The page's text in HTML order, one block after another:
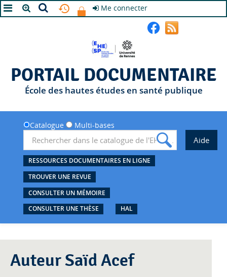
Me connecter
PORTAIL DOCUMENTAIRE
École des hautes études en santé publique
Catalogue Multi-bases
RESSOURCES DOCUMENTAIRES EN LIGNE
TROUVER UNE REVUE
CONSULTER UN MÉMOIRE
CONSULTER UNE THÈSE
HAL
Auteur Saïd Acef